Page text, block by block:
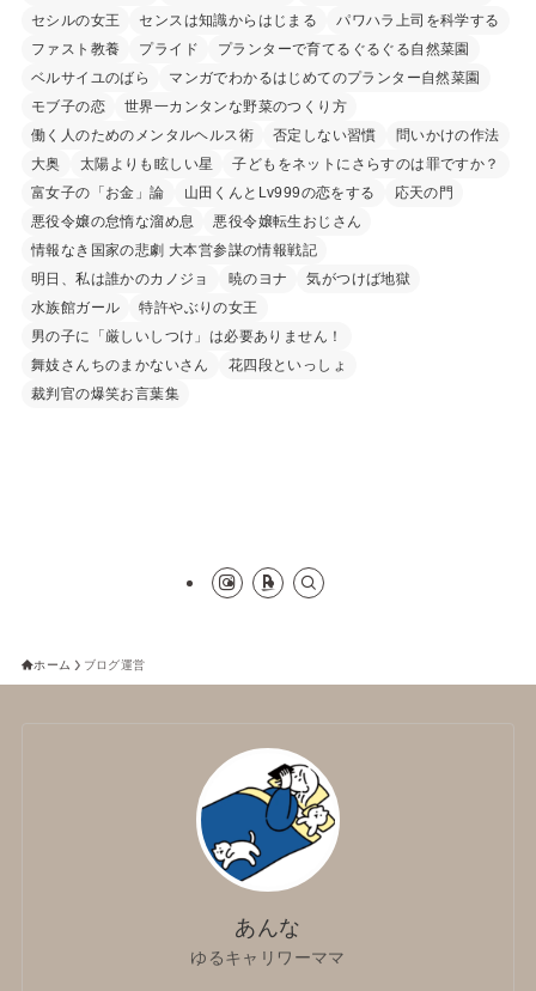
セシルの女王 センスは知識からはじまる
パワハラ上司を科学する
ファスト教養
プライド
プランターで育てるぐるぐる自然菜園
ベルサイユのばら
マンガでわかるはじめてのプランター自然菜園
モブ子の恋
世界一カンタンな野菜のつくり方
働く人のためのメンタルヘルス術
否定しない習慣
問いかけの作法
大奥
太陽よりも眩しい星
子どもをネットにさらすのは罪ですか？
富女子の「お金」論
山田くんとLv999の恋をする
応天の門
悪役令嬢の怠惰な溜め息
悪役令嬢転生おじさん
情報なき国家の悲劇 大本営参謀の情報戦記
明日、私は誰かのカノジョ
暁のヨナ
気がつけば地獄
水族館ガール
特許やぶりの女王
男の子に「厳しいしつけ」は必要ありません！
舞妓さんちのまかないさん
花四段といっしょ
裁判官の爆笑お言葉集
ホーム ブログ運営
あんな
ゆるキャリワーママ